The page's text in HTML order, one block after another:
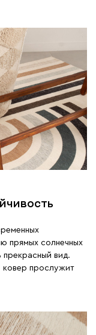
прямых солнечных
прекрасный вид.
ковер прослужит